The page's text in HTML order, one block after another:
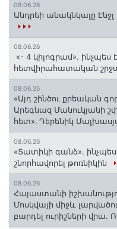
08.06.26
Անդրեի անակնկալը
08.06.26
«- 4 կիլոգրամ».
հետվիրահատական
08.06.26
«Այդ շինծու քրեական
Արեգնազ Մանուկյանի
հետ»․ Դերենիկ
08.06.26
«Տատիկի գանձ».
շնորհավորել թոռնիկին
08.06.26
Հայաստանի
Մոսկվայի միջև
բարդել ուրիշների վրա.